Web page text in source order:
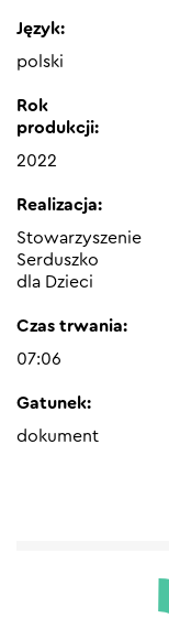
Język:
polski
Rok
produkcji:
2022
Realizacja:
Stowarzyszenie
Serduszko
dla Dzieci
Czas trwania:
07:06
Gatunek:
dokument